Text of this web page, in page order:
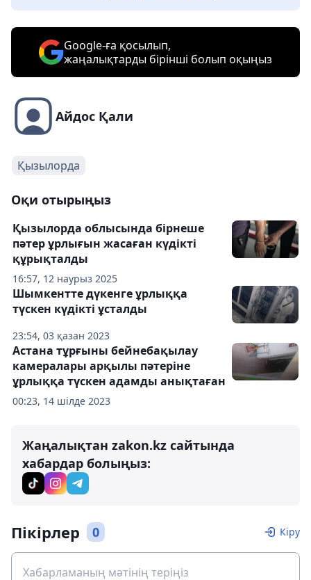
Google-ға қосылып,
жаңалықтарды бірінші болып оқыңыз
Айдос Қали
Қызылорда
Оқи отырыңыз
16:57, 12 наурыз 2025
Қызылорда облысында бірнеше
пәтер ұрлығын жасаған күдікті
құрықталды
23:54, 03 қазан 2023
Шымкентте дүкенге ұрлыққа
түскен күдікті ұсталды
00:23, 14 шілде 2023
Астана тұрғыны бейнебақылау
камералары арқылы пәтеріне
ұрлыққа түскен адамды анықтаған
Жаңалықтан zakon.kz сайтында
хабардар болыңыз:
Пікірлер 0 Кіру